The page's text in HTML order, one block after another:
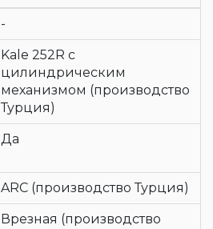
-
Kale 252R с
цилиндрическим
механизмом (производство
Турция)
Да
ARC (производство Турция)
Врезная (производство